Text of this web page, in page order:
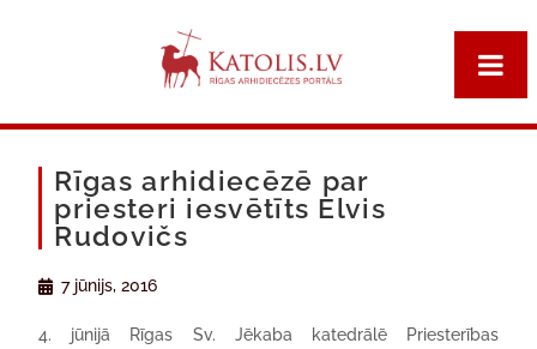
Rīgas arhidiecēzē par
priesteri iesvētīts Elvis
Rudovičs
7 jūnijs, 2016
4. jūnijā Rīgas Sv. Jēkaba katedrālē Priesterības